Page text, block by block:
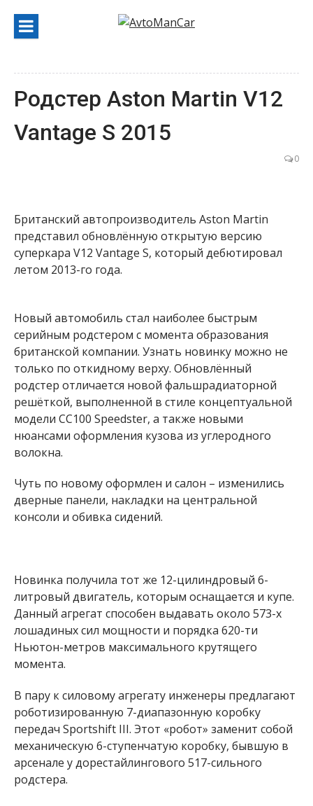
содержанию
Родстер Aston Martin V12
Vantage S 2015
0
Британский автопроизводитель Aston Martin
представил обновлённую открытую версию
суперкара V12 Vantage S, который дебютировал
летом 2013-го года.
Новый автомобиль стал наиболее быстрым
серийным родстером с момента образования
британской компании. Узнать новинку можно не
только по откидному верху. Обновлённый
родстер отличается новой фальшрадиаторной
решёткой, выполненной в стиле концептуальной
модели CC100 Speedster, а также новыми
нюансами оформления кузова из углеродного
волокна.
Чуть по новому оформлен и салон – изменились
дверные панели, накладки на центральной
консоли и обивка сидений.
Новинка получила тот же 12-цилиндровый 6-
литровый двигатель, которым оснащается и купе.
Данный агрегат способен выдавать около 573-х
лошадиных сил мощности и порядка 620-ти
Ньютон-метров максимального крутящего
момента.
В пару к силовому агрегату инженеры предлагают
роботизированную 7-диапазонную коробку
передач Sportshift III. Этот «робот» заменит собой
механическую 6-ступенчатую коробку, бывшую в
арсенале у дорестайлингового 517-сильного
родстера.